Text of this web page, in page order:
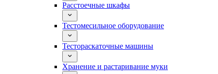
Расстоечные шкафы
Тестомесильное оборудование
Тестораскаточные машины
Хранение и растаривание муки